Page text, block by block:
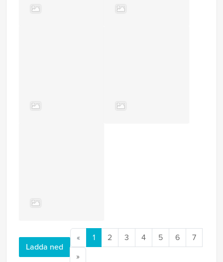
Ladda ned
« 1 2 3 4 5 6
7
»